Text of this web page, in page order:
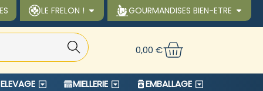
LE FRELON ! GOURMANDISES BIEN-ETRE
Reche
rche
0,00€
ELEVAGE MIELLERIE EMBALLAGE